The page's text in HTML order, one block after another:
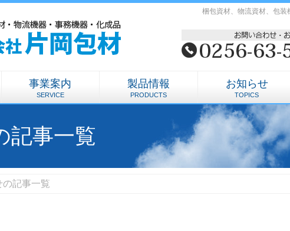
梱包資材、物流資材、包
事業案内
SERVICE
製品情報
PRODUCTS
お知らせ
TOPICS
記事一覧
の記事一覧